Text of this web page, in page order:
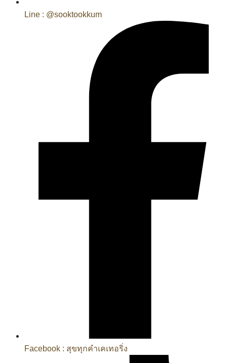
Line : @sooktookkum
Facebook : สุขทุกคำเคเทอริ่ง